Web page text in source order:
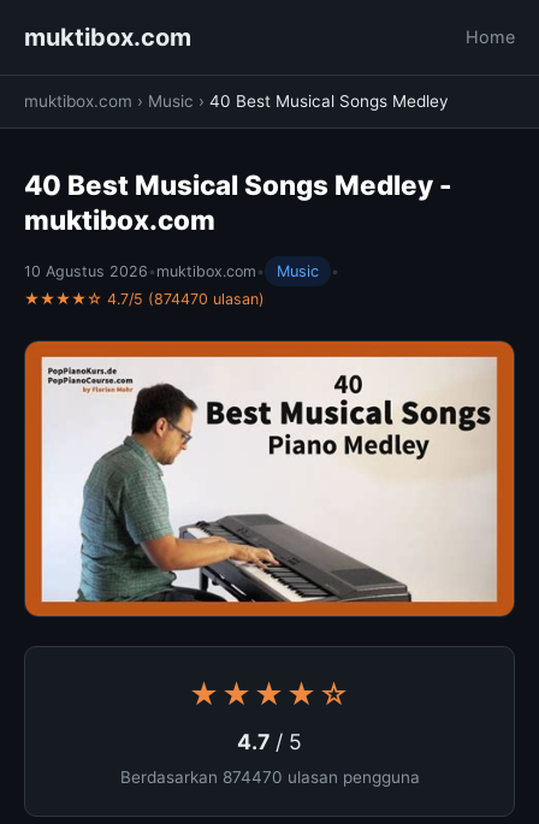
muktibox.com Home
muktibox.com › Music › 40 Best Musical Songs Medley
40 Best Musical Songs Medley -
muktibox.com
10 Agustus 2026 • muktibox.com • Music
•
★★★★☆ 4.7/5 (874470 ulasan)
★★★★☆
4.7 / 5
Berdasarkan 874470 ulasan pengguna